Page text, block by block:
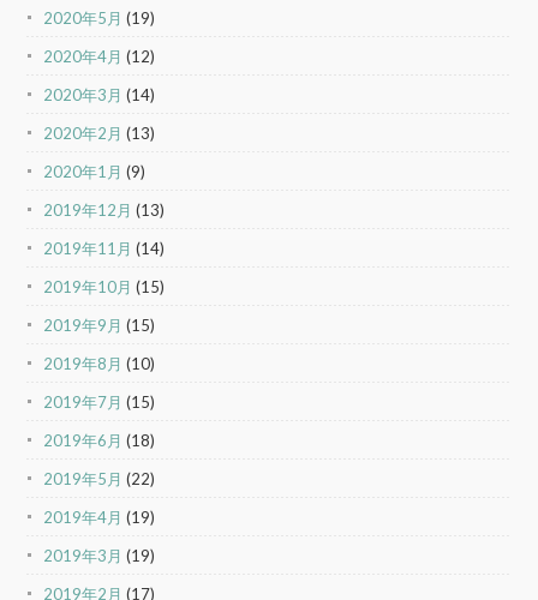
2020年5月 (19)
2020年4月 (12)
2020年3月 (14)
2020年2月 (13)
2020年1月 (9)
2019年12月 (13)
2019年11月 (14)
2019年10月 (15)
2019年9月 (15)
2019年8月 (10)
2019年7月 (15)
2019年6月 (18)
2019年5月 (22)
2019年4月 (19)
2019年3月 (19)
2019年2月 (17)